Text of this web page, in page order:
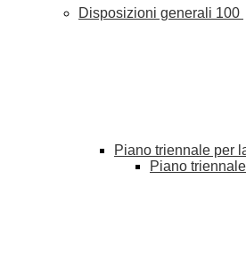
Disposizioni generali 100
Piano triennale per
Piano